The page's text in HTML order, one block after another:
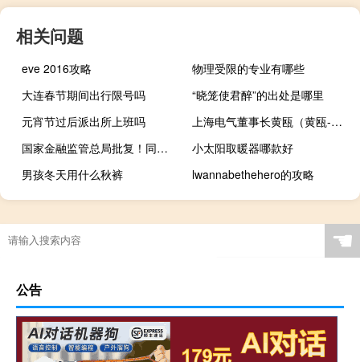
相关问题
eve 2016攻略
物理受限的专业有哪些
大连春节期间出行限号吗
“晓笼使君醉”的出处是哪里
元宵节过后派出所上班吗
上海电气董事长黄瓯（黄瓯-上海电气集团股份有限公司前任总裁介绍）
国家金融监管总局批复！同意7家保险公司设立上海再保险运营中心
小太阳取暖器哪款好
男孩冬天用什么秋裤
lwannabethehero的攻略
☚
公告